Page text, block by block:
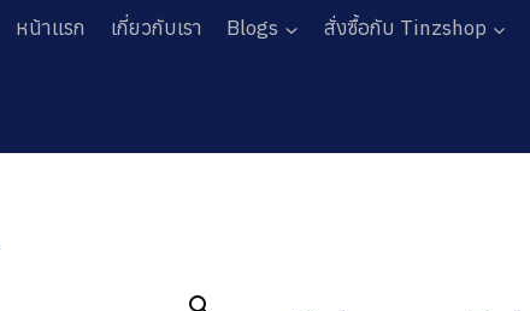
หน้าแรก เกี่ยวกับเรา Blogs สั่งซื้อกับ Tinzshop